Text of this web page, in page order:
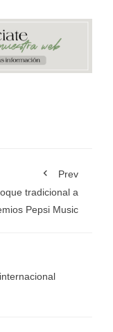
Prev
tradicional a
Pepsi Music